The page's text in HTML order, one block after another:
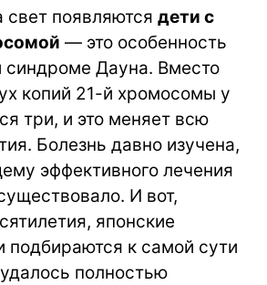
появляются дети с
— это особенность
синдроме Дауна. Вместо
копий 21-й хромосомы у
три, и это меняет всю
Болезнь давно изучена,
эффективного лечения
И вот,
японские
подбираются к самой сути
полностью